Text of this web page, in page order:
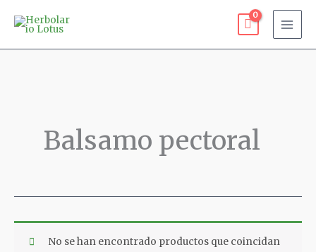
Balsamo pectoral
No se han encontrado productos que coincidan